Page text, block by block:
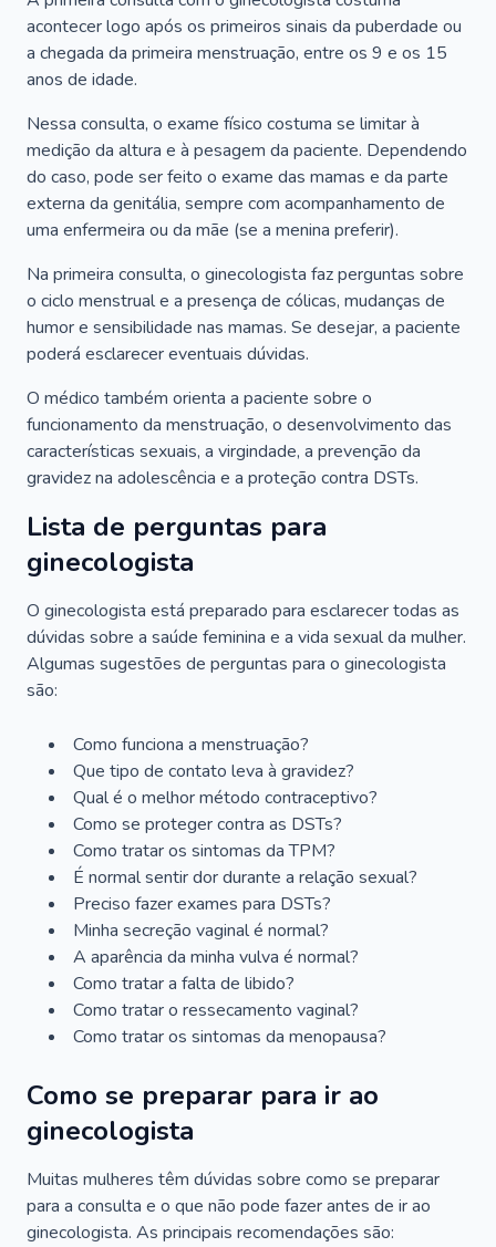
acontecer logo após os primeiros sinais da puberdade ou
a chegada da primeira menstruação, entre os 9 e os 15
anos de idade.
Nessa consulta, o exame físico costuma se limitar à
medição da altura e à pesagem da paciente. Dependendo
do caso, pode ser feito o exame das mamas e da parte
externa da genitália, sempre com acompanhamento de
uma enfermeira ou da mãe (se a menina preferir).
Na primeira consulta, o ginecologista faz perguntas sobre
o ciclo menstrual e a presença de cólicas, mudanças de
humor e sensibilidade nas mamas. Se desejar, a paciente
poderá esclarecer eventuais dúvidas.
O médico também orienta a paciente sobre o
funcionamento da menstruação, o desenvolvimento das
características sexuais, a virgindade, a prevenção da
gravidez na adolescência e a proteção contra DSTs.
Lista de perguntas para
ginecologista
O ginecologista está preparado para esclarecer todas as
dúvidas sobre a saúde feminina e a vida sexual da mulher.
Algumas sugestões de perguntas para o ginecologista
são:
Como funciona a menstruação?
Que tipo de contato leva à gravidez?
Qual é o melhor método contraceptivo?
Como se proteger contra as DSTs?
Como tratar os sintomas da TPM?
É normal sentir dor durante a relação sexual?
Preciso fazer exames para DSTs?
Minha secreção vaginal é normal?
A aparência da minha vulva é normal?
Como tratar a falta de libido?
Como tratar o ressecamento vaginal?
Como tratar os sintomas da menopausa?
Como se preparar para ir ao
ginecologista
Muitas mulheres têm dúvidas sobre como se preparar
para a consulta e o que não pode fazer antes de ir ao
ginecologista. As principais recomendações são: